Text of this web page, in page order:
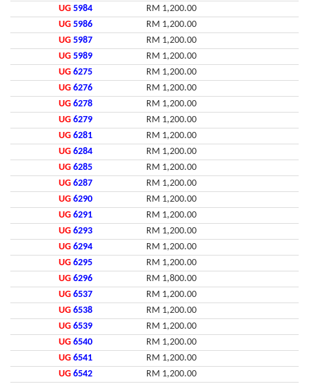
UG 5984
RM 1,200.00
UG 5986
RM 1,200.00
UG 5987
RM 1,200.00
UG 5989
RM 1,200.00
UG 6275
RM 1,200.00
UG 6276
RM 1,200.00
UG 6278
RM 1,200.00
UG 6279
RM 1,200.00
UG 6281
RM 1,200.00
UG 6284
RM 1,200.00
UG 6285
RM 1,200.00
UG 6287
RM 1,200.00
UG 6290
RM 1,200.00
UG 6291
RM 1,200.00
UG 6293
RM 1,200.00
UG 6294
RM 1,200.00
UG 6295
RM 1,200.00
UG 6296
RM 1,800.00
UG 6537
RM 1,200.00
UG 6538
RM 1,200.00
UG 6539
RM 1,200.00
UG 6540
RM 1,200.00
UG 6541
RM 1,200.00
UG 6542
RM 1,200.00